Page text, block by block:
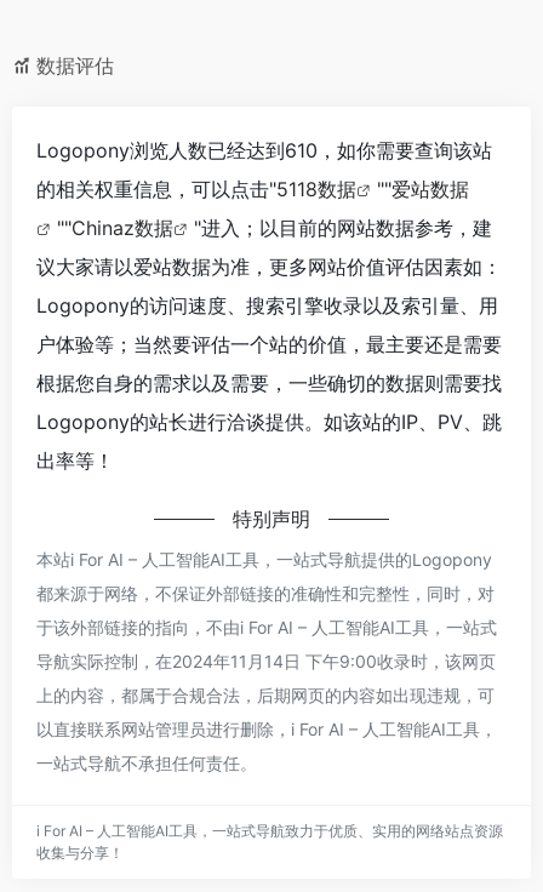
数据评估
Logopony浏览人数已经达到610，如你需要查询该站
的相关权重信息，可以点击"5118数据 ""爱站数据
""Chinaz数据
"进入；以目前的网站数据参考，建
议大家请以爱站数据为准，更多网站价值评估因素如：
Logopony的访问速度、搜索引擎收录以及索引量、用
户体验等；当然要评估一个站的价值，最主要还是需要
根据您自身的需求以及需要，一些确切的数据则需要找
Logopony的站长进行洽谈提供。如该站的IP、PV、跳
出率等！
特别声明
本站i For AI – 人工智能AI工具，一站式导航提供的Logopony
都来源于网络，不保证外部链接的准确性和完整性，同时，对
于该外部链接的指向，不由i For AI – 人工智能AI工具，一站式
导航实际控制，在2024年11月14日 下午9:00收录时，该网页
上的内容，都属于合规合法，后期网页的内容如出现违规，可
以直接联系网站管理员进行删除，i For AI – 人工智能AI工具，
一站式导航不承担任何责任。
i For AI – 人工智能AI工具，一站式导航致力于优质、实用的网络站点资源
收集与分享！